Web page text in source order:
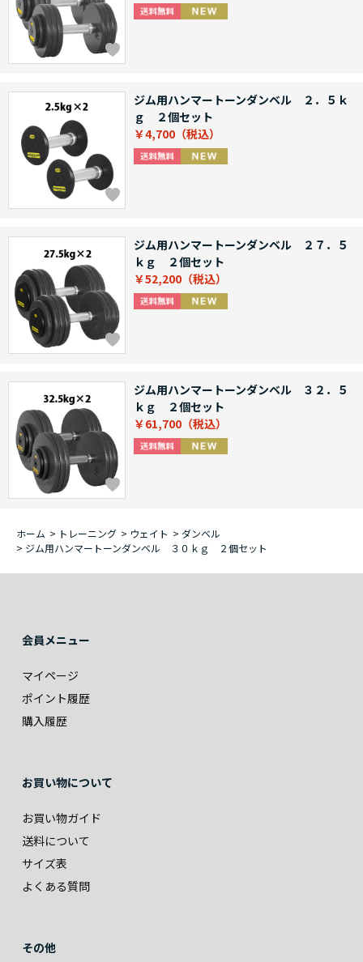
ジム用ハンマートーンダンベル ２．５ｋ
ｇ ２個セット
￥4,700
ジム用ハンマートーンダンベル ２７．５
ｋｇ ２個セット
￥52,200
ジム用ハンマートーンダンベル ３２．５
ｋｇ ２個セット
￥61,700
ホーム > トレーニング > ウェイト > ダンベル
> ジム用ハンマートーンダンベル ３０ｋｇ ２個セット
会員メニュー
マイページ
ポイント履歴
購入履歴
お買い物について
お買い物ガイド
送料について
サイズ表
よくある質問
その他